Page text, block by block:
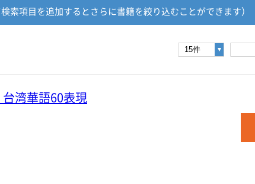
索項目を追加するとさらに書籍を絞り込むことができます）
情報を入力、選択後検索ボタンを
著者名
湾華語60表現